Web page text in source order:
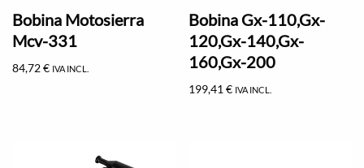
Bobina Motosierra
Mcv-331
84,72€ IVA INCL.
Bobina Gx-110,Gx-
120,Gx-140,Gx-
160,Gx-200
199,41€ IVA INCL.